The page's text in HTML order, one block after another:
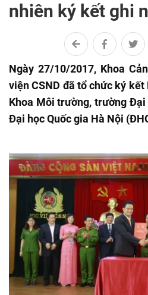
nhiên ký kết ghi
Ngày 27/10/2017, Khoa
viện CSND đã tổ chức ký
Khoa Môi trường, trường
Đại học Quốc gia Hà Nội